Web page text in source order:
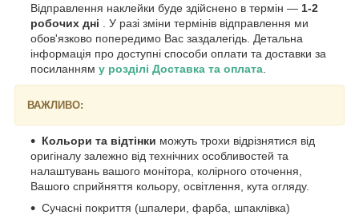
Відправлення наклейки буде здійснено в термін — 1-2
робочих дні . У разі зміни термінів відправлення ми
обов'язково попередимо Вас заздалегідь. Детальна
інформація про доступні способи оплати та доставки за
посиланням у розділі Доставка та оплата
ВАЖЛИВО:
Кольори та відтінки можуть трохи відрізнятися від
оригіналу залежно від технічних особливостей та
налаштувань вашого монітора, колірного оточення,
Вашого сприйняття кольору, освітлення, кута огляду.
Сучасні покриття (шпалери, фарба, шпаклівка)